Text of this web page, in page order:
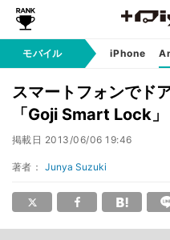
モバイル iPhone
スマートフォンでド
「Goji Smart Lock」
掲載日 2013/06/06 19:46
著者： Junya Suzuki